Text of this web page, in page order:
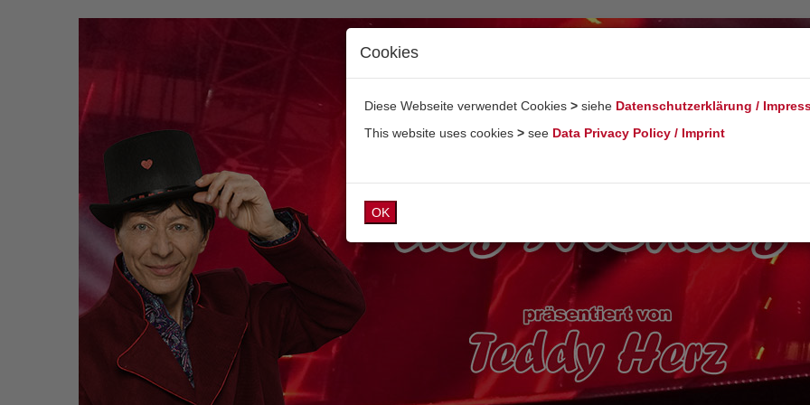
Cookies
Diese Webseite verwendet Cookies > siehe Datenschutzerklärung /
This website uses cookies > see Data Privacy Policy / Imprint
OK